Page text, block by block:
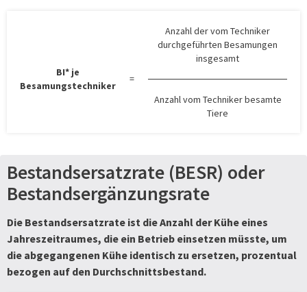
Anzahl der vom Techniker
durchgeführten Besamungen
insgesamt
BI* je
Besamungstechniker
=
Anzahl vom Techniker besamte
Tiere
Bestandsersatzrate (BESR) oder
Bestandsergänzungsrate
Die Bestandsersatzrate ist die Anzahl der Kühe eines
Jahreszeitraumes, die ein Betrieb einsetzen müsste, um
die abgegangenen Kühe identisch zu ersetzen, prozentual
bezogen auf den Durchschnittsbestand.